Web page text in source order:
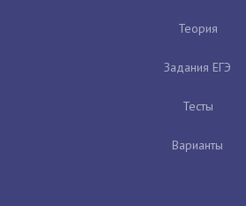
Теория
Задания ЕГЭ
Тесты
Варианты